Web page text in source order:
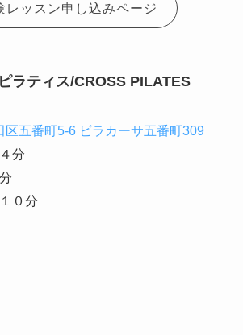
レッスン申し込みページ
ラティス/CROSS PILATES
区五番町5-6 ビラカーサ五番町309
分
０分